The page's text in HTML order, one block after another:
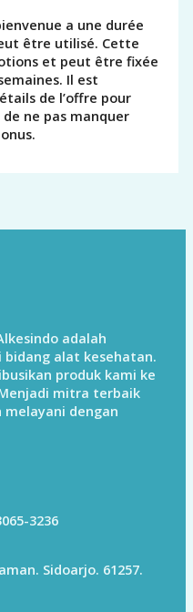
a une durée
être utilisé. Cette
et peut être fixée
Il est
de l’offre pour
ne pas manquer
adalah
bidang alat kesehatan.
produk kami ke
mitra terbaik
melayani dengan
3236
Sidoarjo. 61257.